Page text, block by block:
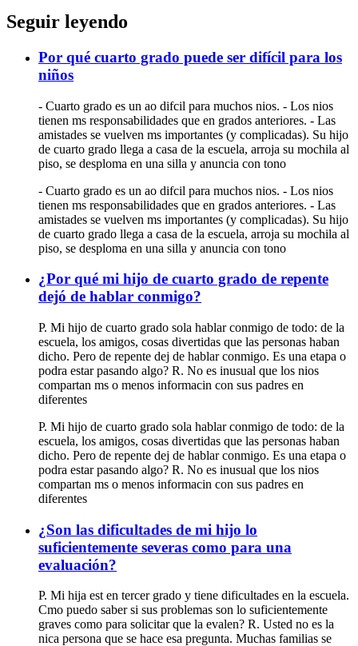
Seguir leyendo
Por qué cuarto grado puede ser difícil para los
niños
- Cuarto grado es un ao difcil para muchos nios. - Los nios
tienen ms responsabilidades que en grados anteriores. - Las
amistades se vuelven ms importantes (y complicadas). Su hijo
de cuarto grado llega a casa de la escuela, arroja su mochila al
piso, se desploma en una silla y anuncia con tono
- Cuarto grado es un ao difcil para muchos nios. - Los nios
tienen ms responsabilidades que en grados anteriores. - Las
amistades se vuelven ms importantes (y complicadas). Su hijo
de cuarto grado llega a casa de la escuela, arroja su mochila al
piso, se desploma en una silla y anuncia con tono
¿Por qué mi hijo de cuarto grado de repente
dejó de hablar conmigo?
P. Mi hijo de cuarto grado sola hablar conmigo de todo: de la
escuela, los amigos, cosas divertidas que las personas haban
dicho. Pero de repente dej de hablar conmigo. Es una etapa o
podra estar pasando algo? R. No es inusual que los nios
compartan ms o menos informacin con sus padres en
diferentes
P. Mi hijo de cuarto grado sola hablar conmigo de todo: de la
escuela, los amigos, cosas divertidas que las personas haban
dicho. Pero de repente dej de hablar conmigo. Es una etapa o
podra estar pasando algo? R. No es inusual que los nios
compartan ms o menos informacin con sus padres en
diferentes
¿Son las dificultades de mi hijo lo
suficientemente severas como para una
evaluación?
P. Mi hija est en tercer grado y tiene dificultades en la escuela.
Cmo puedo saber si sus problemas son lo suficientemente
graves como para solicitar que la evalen? R. Usted no es la
nica persona que se hace esa pregunta. Muchas familias se